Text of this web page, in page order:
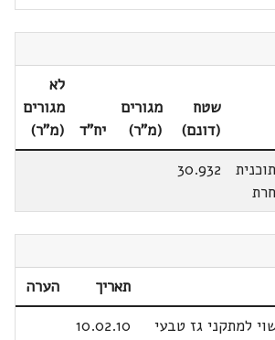
שטח
(דונם)
מגורים
(מ"ר)
יח"ד
לא
מגורים
(מ"ר)
30.932
תאריך
הערה
למתקני גז טבעי
10.02.10